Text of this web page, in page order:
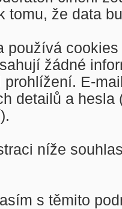
tomu, že data
používá
žádné
E-
detailů a
níže
s těmito